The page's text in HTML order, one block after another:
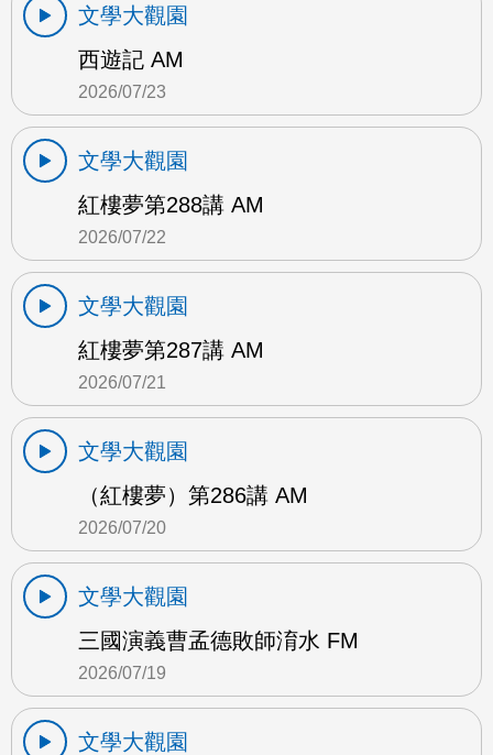
文學大觀園
西遊記 AM
2026/07/23
文學大觀園
紅樓夢第288講 AM
2026/07/22
文學大觀園
紅樓夢第287講 AM
2026/07/21
文學大觀園
（紅樓夢）第286講 AM
2026/07/20
文學大觀園
三國演義曹孟德敗師淯水 FM
2026/07/19
文學大觀園